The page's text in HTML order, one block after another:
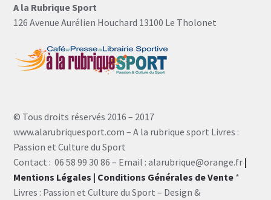
A la Rubrique Sport
126 Avenue Aurélien Houchard 13100 Le Tholonet
© Tous droits réservés 2016 – 2017
www.alarubriquesport.com – A la rubrique sport Livres :
Passion et Culture du Sport
Contact : 06 58 99 30 86 – Email : alarubrique@orange.fr |
Mentions Légales | Conditions Générales de Vente *
Livres : Passion et Culture du Sport – Design &